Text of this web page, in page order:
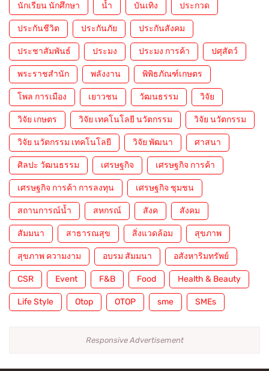
นักเรียน นักศึกษา น้ำ บันเทิง ประกวด
ประกันชีวิต ประกันภัย ประกันสังคม
ประชาสัมพันธ์ ประมง ประมง การค้า ปศุสัตว์
พระราชสำนัก พลังงาน พิพิธภัณฑ์เกษตร
โพล การเมือง เยาวชน วัฒนธรรม วิจัย
วิจัย เกษตร วิจัย เทคโนโลยี นวัตกรรม วิจัย นวัตกรรม
วิจัย นวัตกรรม เทคโนโลยี วิจัย พัฒนา ศาสนา
ศิลปะ วัฒนธรรม เศรษฐกิจ เศรษฐกิจ การค้า
เศรษฐกิจ การค้า การลงทุน เศรษฐกิจ ชุมชน
สถานการณ์น้ำ สหกรณ์ สังค สังคม
สัมมนา สาธารณสุข สิ่งแวดล้อม สุขภาพ
สุขภาพ ความงาม อบรม สัมมนา อสังหาริมทรัพย์
CSR Event F&B Food Health & Beauty
Life Style Otop OTOP sme SMEs
Responsive Advertisement